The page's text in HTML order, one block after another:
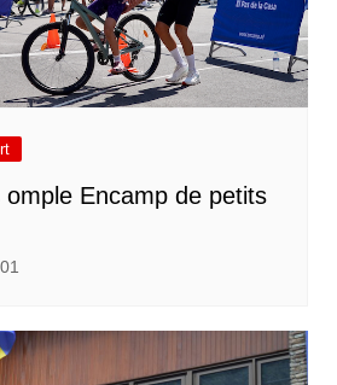
omple Encamp de petits